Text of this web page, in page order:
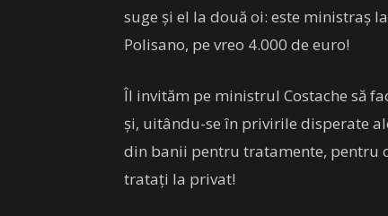
suge și el la două oi: este ministraș
Polisano, pe vreo 4.000 de euro!
Îl invităm pe ministrul Costache să
și, uitându-se în privirile disperate
din banii pentru tratamente, pentru
tratați la privat!